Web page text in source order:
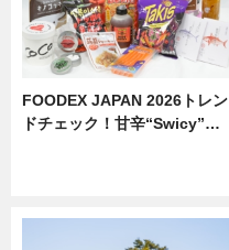
FOODEX JAPAN 2026トレン
ドチェック！甘辛“Swicy”…